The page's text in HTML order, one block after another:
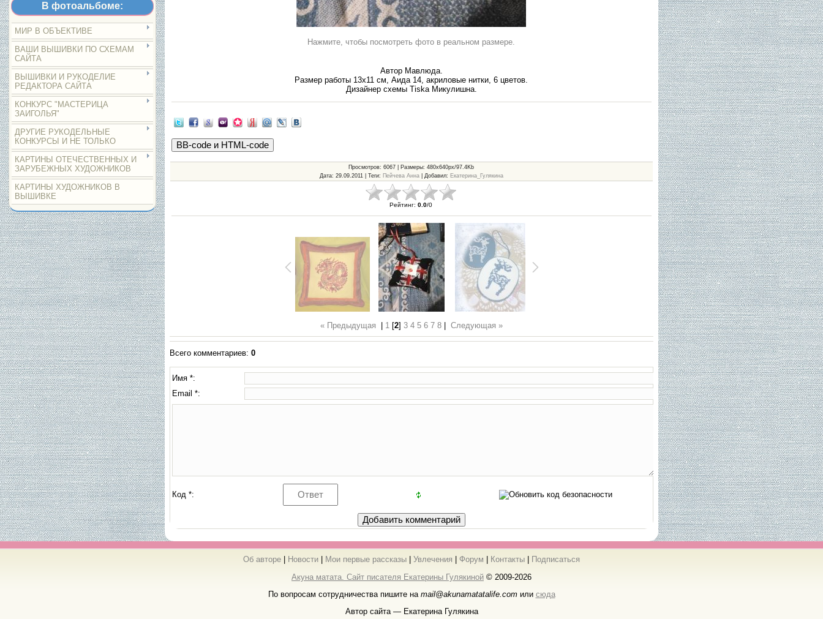
В фотоальбоме:
МИР В ОБЪЕКТИВЕ
ВАШИ ВЫШИВКИ ПО СХЕМАМ
САЙТА
ВЫШИВКИ И РУКОДЕЛИЕ
РЕДАКТОРА САЙТА
КОНКУРС "МАСТЕРИЦА
ЗАИГОЛЬЯ"
ДРУГИЕ РУКОДЕЛЬНЫЕ
КОНКУРСЫ И НЕ ТОЛЬКО
КАРТИНЫ ОТЕЧЕСТВЕННЫХ И
ЗАРУБЕЖНЫХ ХУДОЖНИКОВ
КАРТИНЫ ХУДОЖНИКОВ В
ВЫШИВКЕ
Нажмите, чтобы посмотреть фото в реальном размере.
Автор Мавлюда.
Размер работы 13x11 см, Аида 14, акриловые нитки, 6 цветов.
Дизайнер схемы Tiska Микулишна.
Просмотров: 6067 | Размеры: 480x640px/97.4Kb
Дата: 29.09.2011 | Теги: Пейчева Анна| Добавил: Екатерина_Гулякина
Рейтинг:0.0/0
« Предыдущая 1[2] 3 4 5 6 7 8| Следующая »
Всего комментариев: 0
Имя *:
Email *:
Код *:
Об авторе Новости Мои первые рассказы Увлечения Форум Контакты
Подписаться
Акуна матата. Сайт писателя Екатерины Гулякиной © 2009-2026
По вопросам сотрудничества пишите на mail@akunamatatalife.comили сюда
Автор сайта — Екатерина Гулякина